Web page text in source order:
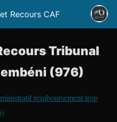
Recours CAF
Tribunal
(976)
remboursement trop